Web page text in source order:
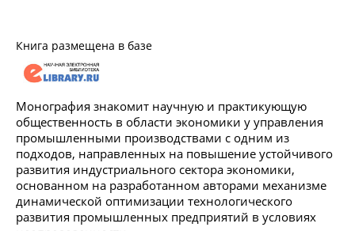
Книга размещена в базе
Монография знакомит научную и практикующую
общественность в области экономики у управления
промышленными производствами с одним из
подходов, направленных на повышение устойчивого
развития индустриального сектора экономики,
основанном на разработанном авторами механизме
динамической оптимизации технологического
развития промышленных предприятий в условиях